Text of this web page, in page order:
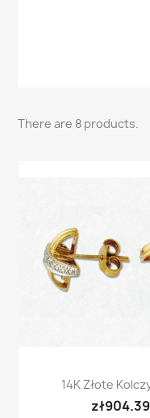
There are 8 products.
Quick
14K Złote
zł904.39